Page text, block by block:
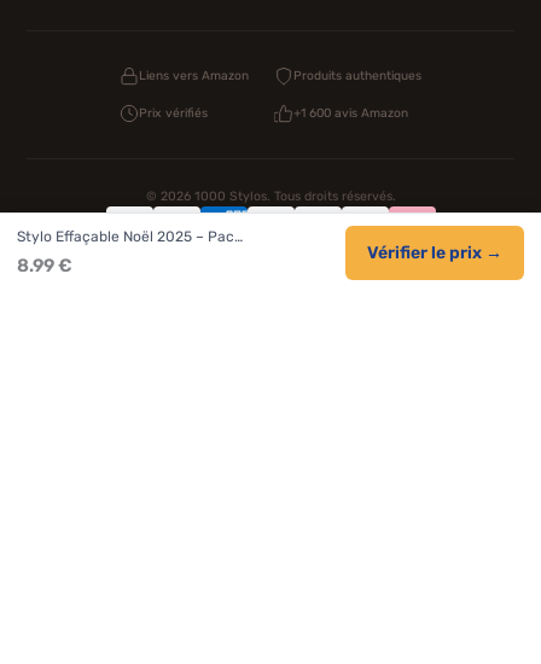
Liens vers Amazon Produits authentiques
Prix vérifiés +1 600 avis Amazon
© 2026 1000 Stylos. Tous droits réservés.
Stylo Effaçable Noël 2025 – Pac…
8.99 €
Vérifier le prix →